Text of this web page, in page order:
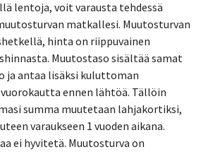
lentoja, voit varausta tehdessä
matkallesi. Muutosturvan
hinta on riippuvainen
Muutostaso sisältää samat
ja antaa lisäksi kuluttoman
ennen lähtöä. Tällöin
summa muutetaan lahjakortiksi,
varaukseen 1 vuoden aikana.
ei hyvitetä. Muutosturva on